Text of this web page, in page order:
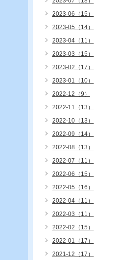
2023-06（15）
2023-05（14）
2023-04（11）
2023-03（15）
2023-02（17）
2023-01（10）
2022-12（9）
2022-11（13）
2022-10（13）
2022-09（14）
2022-08（13）
2022-07（11）
2022-06（15）
2022-05（16）
2022-04（11）
2022-03（11）
2022-02（15）
2022-01（17）
2021-12（17）